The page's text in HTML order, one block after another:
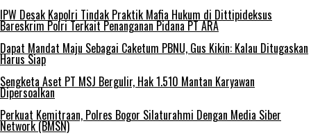
IPW Desak Kapolri Tindak Praktik Mafia Hukum di Dittipideksus
Bareskrim Polri Terkait Penanganan Pidana PT ARA
Dapat Mandat Maju Sebagai Caketum PBNU, Gus Kikin: Kalau Ditugaskan
Harus Siap
Sengketa Aset PT MSJ Bergulir, Hak 1.510 Mantan Karyawan
Dipersoalkan
Perkuat Kemitraan, Polres Bogor Silaturahmi Dengan Media Siber
Network (BMSN)